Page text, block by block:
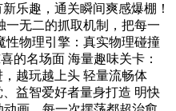
乐趣，通关瞬间爽感爆棚！
一无二的抓取机制，把每一
性物理引擎：真实物理碰撞
的名场面 海量趣味关卡：
，越玩越上头 轻量流畅体
益智爱好者量身打造 明快